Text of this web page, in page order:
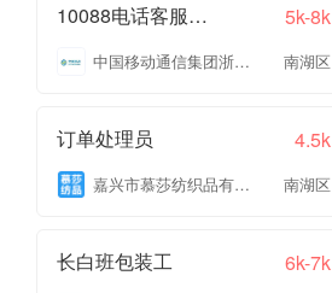
10088电话客服专员 5k-8k
中国移动通信集团浙江有限公司嘉兴分公司 南湖区
订单处理员 4.5k
嘉兴市慕莎纺织品有限公司 南湖区
长白班包装工 6k-7k